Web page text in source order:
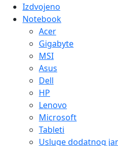
Izdvojeno
Notebook
Acer
Gigabyte
MSI
Asus
Dell
HP
Lenovo
Microsoft
Tableti
Usluge dodatnog